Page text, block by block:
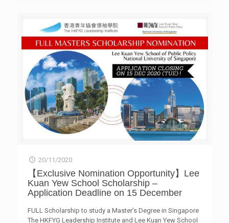
之道。每種情緒體驗均附設小遊戲，讓使用者以輕鬆有趣的
方式與情緒互動，能夠接納、調節與釋放內在感受。 然
後，使用者在聲音導航下覺察自己的呼吸，回到當下，讓身
心得到真正的休息。體驗結束前會播放正念歌曲，配合清新
自然的畫面，無論此時此刻使用者的心情如何，都能夠從歌
聲中得到共鳴及療癒。 除實體裝置，解憂空間亦設有網上
平台 (https://wellnesshub.hk) 讓公眾使用，無論使用者身
在何方，也能體驗一場療癒身心的旅程。 青協領袖學院地
址︰香港新界粉嶺馬會道302號
20/11/2020
【Exclusive Nomination Opportunity】Lee
Kuan Yew School Scholarship –
Application Deadline on 15 December
FULL Scholarship to study a Master’s Degree in Singapore
The HKFYG Leadership Institute and Lee Kuan Yew School